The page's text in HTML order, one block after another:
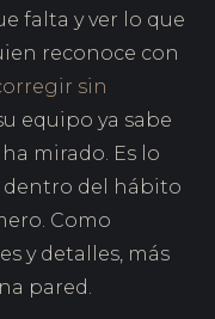
falta y ver lo que
reconoce con
sin
equipo ya sabe
mirado. Es lo
dentro del hábito
Como
y detalles, más
pared.